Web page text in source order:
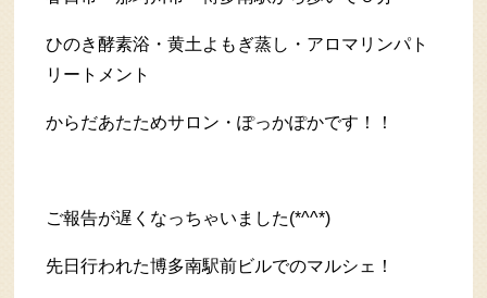
ひのき酵素浴・黄土よもぎ蒸し・アロマリンパト
リートメント
からだあたためサロン・ぽっかぽかです！！
ご報告が遅くなっちゃいました(*^^*)
先日行われた博多南駅前ビルでのマルシェ！